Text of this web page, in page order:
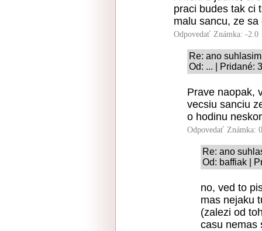
praci budes tak ci
malu sancu, ze
Odpovedať Známka: -2.0
Re: ano suhlasim
Od: ... | Pridané:
Prave naopak,
vecsiu sanciu
o hodinu
Odpovedať Známka:
Re: ano
Od: baffiak |
no, ved to
mas nejaku
(zalezi od
casu nemas